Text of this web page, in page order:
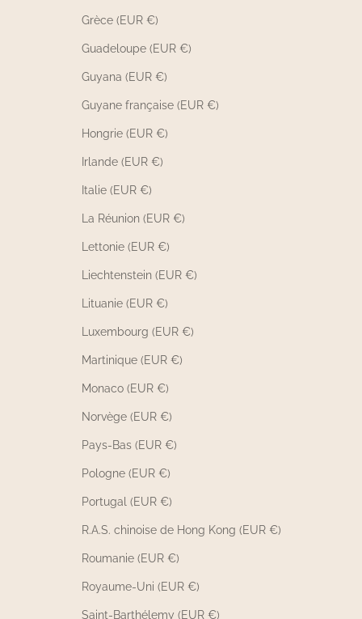
Grèce (EUR €)
Guadeloupe (EUR €)
Guyana (EUR €)
Guyane française (EUR €)
Hongrie (EUR €)
Irlande (EUR €)
Italie (EUR €)
La Réunion (EUR €)
Lettonie (EUR €)
Liechtenstein (EUR €)
Lituanie (EUR €)
Luxembourg (EUR €)
Martinique (EUR €)
Monaco (EUR €)
Norvège (EUR €)
Pays-Bas (EUR €)
Pologne (EUR €)
Portugal (EUR €)
R.A.S. chinoise de Hong Kong (EUR €)
Roumanie (EUR €)
Royaume-Uni (EUR €)
Saint-Barthélemy (EUR €)